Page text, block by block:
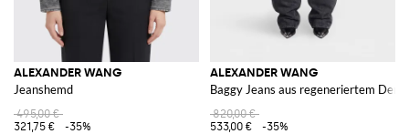
ALEXANDER WANG
Jeanshemd
495,00 €
321,75 €
-35%
ALEXANDER WANG
Baggy Jeans aus regeneriertem
820,00 €
533,00 €
-35%